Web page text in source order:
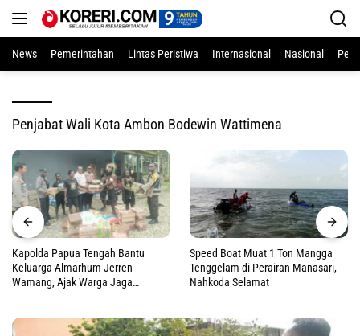
News
Pemerintahan Lintas Peristiwa Internasional Nasional
Penjabat Wali Kota Ambon Bodewin Wattimena
Kapolda Papua Tengah Bantu
Keluarga Almarhum Jerren
Wamang, Ajak Warga Jaga
Speed Boat Muat 1 Ton Mangga
Tenggelam di Perairan Manasari,
Nahkoda Selamat